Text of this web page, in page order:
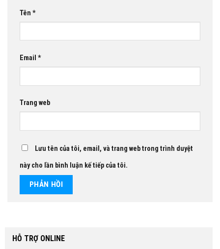
Tên *
Email *
Trang web
Lưu tên của tôi, email, và trang web trong trình duyệt
này cho lần bình luận kế tiếp của tôi.
HỖ TRỢ ONLINE